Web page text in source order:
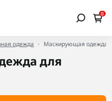
0
одежда Маскирующая одежда
для